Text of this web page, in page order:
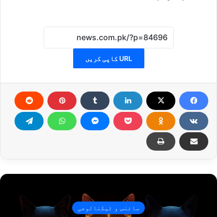
URL کاپی کریں
سائنس و ٹیکنالوجی